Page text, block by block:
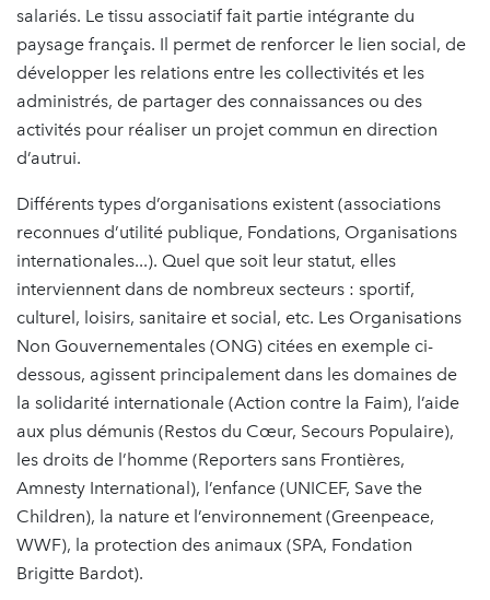
salariés. Le tissu associatif fait partie intégrante du
paysage français. Il permet de renforcer le lien social, de
développer les relations entre les collectivités et les
administrés, de partager des connaissances ou des
activités pour réaliser un projet commun en direction
d’autrui.
Différents types d’organisations existent (associations
reconnues d’utilité publique, Fondations, Organisations
internationales...). Quel que soit leur statut, elles
interviennent dans de nombreux secteurs : sportif,
culturel, loisirs, sanitaire et social, etc. Les Organisations
Non Gouvernementales (ONG) citées en exemple ci-
dessous, agissent principalement dans les domaines de
la solidarité internationale (Action contre la Faim), l’aide
aux plus démunis (Restos du Cœur, Secours Populaire),
les droits de l’homme (Reporters sans Frontières,
Amnesty International), l’enfance (UNICEF, Save the
Children), la nature et l’environnement (Greenpeace,
WWF), la protection des animaux (SPA, Fondation
Brigitte Bardot).